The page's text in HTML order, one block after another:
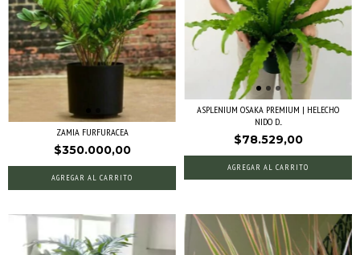
ZAMIA FURFURACEA
$350.000,00
AGREGAR AL CARRITO
ASPLENIUM OSAKA PREMIUM | HELECHO
NIDO D...
$78.529,00